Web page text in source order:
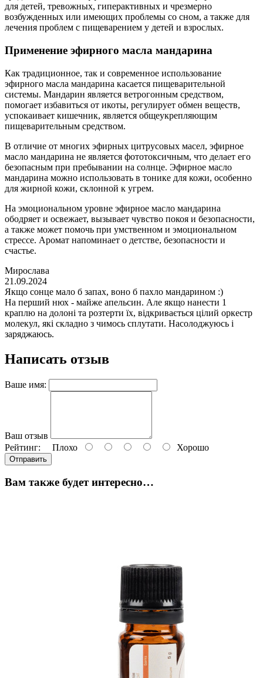
для детей, тревожных, гиперактивных и чрезмерно
возбужденных или имеющих проблемы со сном, а также для
лечения проблем с пищеварением у детей и взрослых.
Применение эфирного масла мандарина
Как традиционное, так и современное использование
эфирного масла мандарина касается пищеварительной
системы. Мандарин является ветрогонным средством,
помогает избавиться от икоты, регулирует обмен веществ,
успокаивает кишечник, является общеукрепляющим
пищеварительным средством.
В отличие от многих эфирных цитрусовых масел, эфирное
масло мандарина не является фототоксичным, что делает его
безопасным при пребывании на солнце. Эфирное масло
мандарина можно использовать в тонике для кожи, особенно
для жирной кожи, склонной к угрем.
На эмоциональном уровне эфирное масло мандарина
ободряет и освежает, вызывает чувство покоя и безопасности,
а также может помочь при умственном и эмоциональном
стрессе. Аромат напоминает о детстве, безопасности и
счастье.
Мирослава
21.09.2024
Якщо сонце мало б запах, воно б пахло мандарином :)
На перший нюх - майже апельсин. Але якщо нанести 1
краплю на долоні та розтерти їх, відкривається цілий оркестр
молекул, які складно з чимось сплутати. Насолоджуюсь і
заряджаюсь.
Написать отзыв
Ваше имя:
Ваш отзыв
Рейтинг: Плохо Хорошо
Отправить
Вам также будет интересно…